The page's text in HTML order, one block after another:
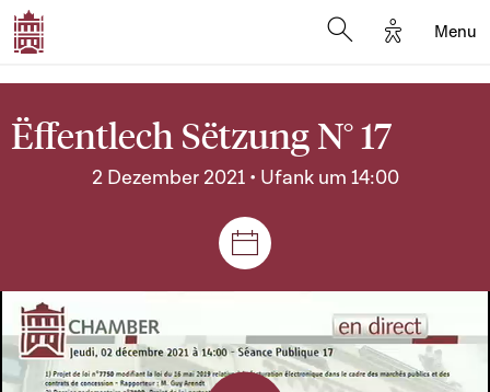
Options
Menu
Ëffentlech Sëtzung N° 17
2 Dezember 2021 • Ufank um 14:00
Sëtzungen a Reuniounen